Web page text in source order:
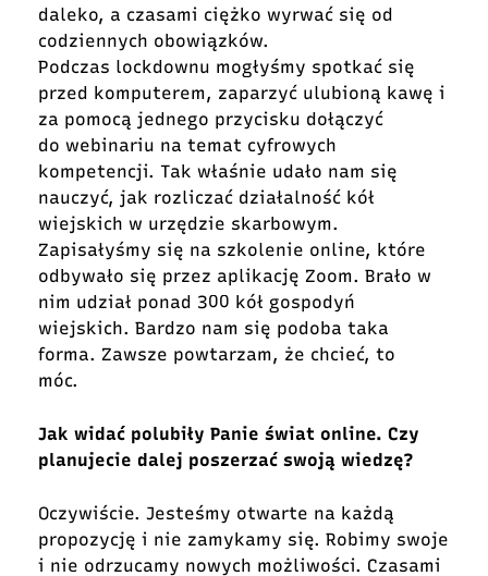
daleko, a czasami ciężko wyrwać się od
codziennych obowiązków.
Podczas lockdownu mogłyśmy spotkać się
przed komputerem, zaparzyć ulubioną kawę i
za pomocą jednego przycisku dołączyć
do webinariu na temat cyfrowych
kompetencji. Tak właśnie udało nam się
nauczyć, jak rozliczać działalność kół
wiejskich w urzędzie skarbowym.
Zapisałyśmy się na szkolenie online, które
odbywało się przez aplikację Zoom. Brało w
nim udział ponad 300 kół gospodyń
wiejskich. Bardzo nam się podoba taka
forma. Zawsze powtarzam, że chcieć, to
móc.
Jak widać polubiły Panie świat online. Czy
planujecie dalej poszerzać swoją wiedzę?
Oczywiście. Jesteśmy otwarte na każdą
propozycję i nie zamykamy się. Robimy swoje
i nie odrzucamy nowych możliwości. Czasami